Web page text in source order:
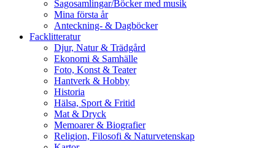
Sagosamlingar/Böcker med musik
Mina första år
Anteckning- & Dagböcker
Facklitteratur
Djur, Natur & Trädgård
Ekonomi & Samhälle
Foto, Konst & Teater
Hantverk & Hobby
Historia
Hälsa, Sport & Fritid
Mat & Dryck
Memoarer & Biografier
Religion, Filosofi & Naturvetenskap